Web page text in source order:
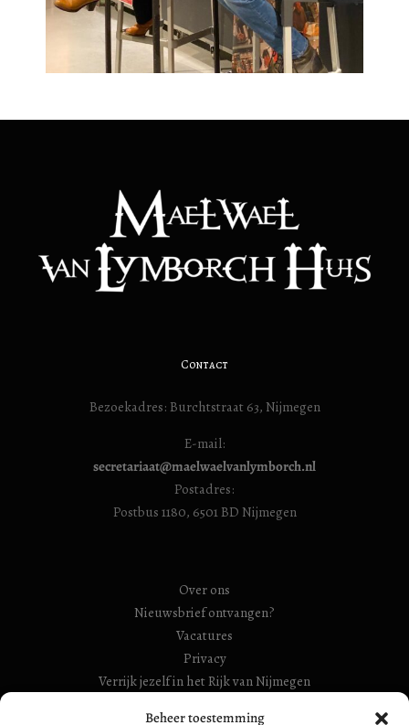
Beheer toestemming
Contact
Bezoekadres: Burchtstraat 63, Nijmegen
E-mail:
secretariaat@maelwaelvanlymborch.nl
Postadres:
Postbus 1180, 6501 BD Nijmegen
Over ons
Nieuwsbrief ontvangen?
Vacatures
Privacy
Verrijk jezelf in het Rijk van Nijmegen
RSIN Gebroeders Van Limburg Huis (ook: Maelwael van